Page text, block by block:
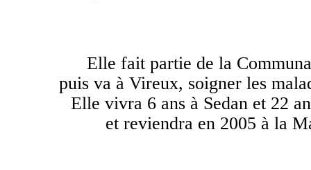
Elle fait partie de la
puis va à Vireux, soigner les
Elle vivra 6 ans à Sedan et 22
et reviendra en 2005 à la